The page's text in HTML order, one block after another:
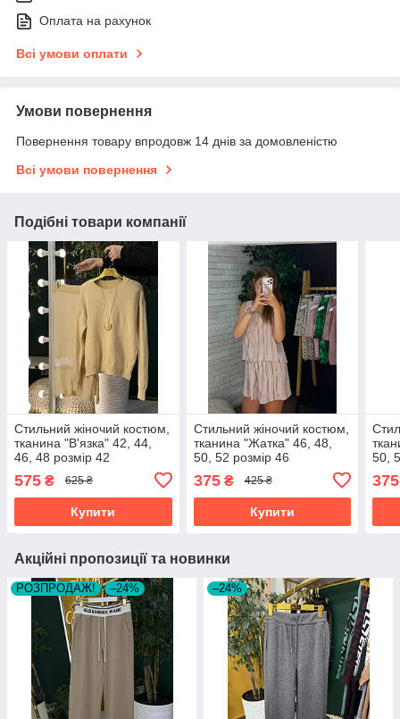
Оплата на рахунок
Всі умови оплати
Умови повернення
Повернення товару впродовж 14 днів за домовленістю
Всі умови повернення
Подібні товари компанії
Стильний жіночий костюм,
тканина "В'язка" 42, 44,
46, 48 розмір 42
575 ₴ 625 ₴
Купити
Стильний жіночий костюм,
тканина "Жатка" 46, 48,
50, 52 розмір 46
375₴ 425 ₴
Купити
50,
375
Акційні пропозиції та новинки
РОЗПРОДАЖ! –24% –24%